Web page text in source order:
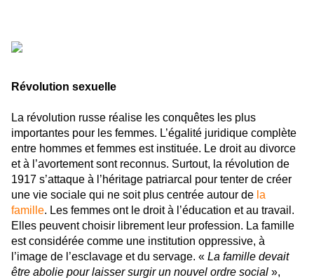
Révolution sexuelle
La révolution russe réalise les conquêtes les plus
importantes pour les femmes. L’égalité juridique complète
entre hommes et femmes est instituée. Le droit au divorce
et à l’avortement sont reconnus. Surtout, la révolution de
1917 s’attaque à l’héritage patriarcal pour tenter de créer
une vie sociale qui ne soit plus centrée autour de la
famille. Les femmes ont le droit à l’éducation et au travail.
Elles peuvent choisir librement leur profession. La famille
est considérée comme une institution oppressive, à
l’image de l’esclavage et du servage. « La famille devait
être abolie pour laisser surgir un nouvel ordre social »,